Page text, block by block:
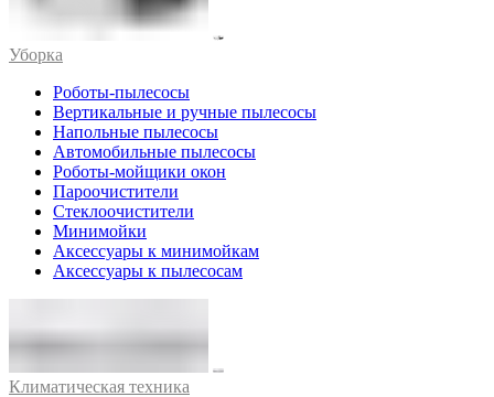
Уборка
Роботы-пылесосы
Вертикальные и ручные пылесосы
Напольные пылесосы
Автомобильные пылесосы
Роботы-мойщики окон
Пароочистители
Стеклоочистители
Минимойки
Аксессуары к минимойкам
Аксессуары к пылесосам
Климатическая техника